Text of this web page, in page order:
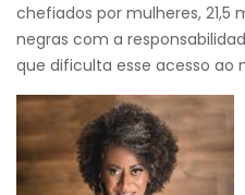
chefiados por mulheres, 21,5
negras com a
que dificulta esse acesso ao